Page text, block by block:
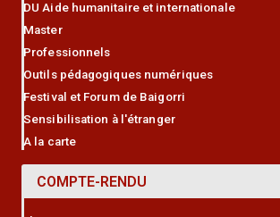
DU Aide humanitaire et internationale
Master
Professionnels
Outils pédagogiques numériques
Festival et Forum de Baigorri
Sensibilisation à l'étranger
A la carte
COMPTE-RENDU